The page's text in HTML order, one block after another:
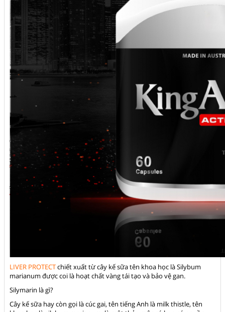
LIVER PROTECTchiết xuất từ cây kế sữa tên khoa học là Silybum
marianum được coi là hoạt chất vàng tái tạo và bảo vệ gan.
Silymarin là gì?
Cây kế sữa hay còn gọi là cúc gai, tên tiếng Anh là milk thistle, tên